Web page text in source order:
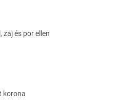
zaj és por ellen
korona